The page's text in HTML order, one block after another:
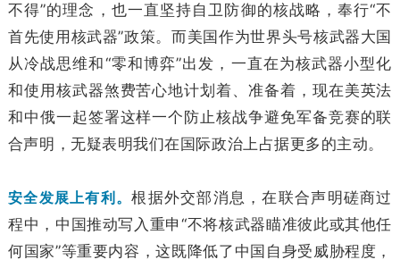
不得”的理念，也一直坚持自卫防御的核战略，奉行“不
首先使用核武器”政策。而美国作为世界头号核武器大国
从冷战思维和“零和博弈”出发，一直在为核武器小型化
和使用核武器煞费苦心地计划着、准备着，现在美英法
和中俄一起签署这样一个防止核战争避免军备竞赛的联
合声明，无疑表明我们在国际政治上占据更多的主动。
安全发展上有利。根据外交部消息，在联合声明磋商过
程中，中国推动写入重申“不将核武器瞄准彼此或其他任
何国家”等重要内容，这既降低了中国自身受威胁程度，